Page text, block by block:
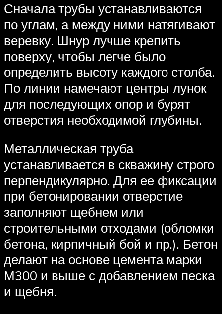
Сначала трубы устанавливаются
по углам, а между ними натягивают
веревку. Шнур лучше крепить
поверху, чтобы легче было
определить высоту каждого столба.
По линии намечают центры лунок
для последующих опор и бурят
отверстия необходимой глубины.
Металлическая труба
устанавливается в скважину строго
перпендикулярно. Для ее фиксации
при бетонировании отверстие
заполняют щебнем или
строительными отходами (обломки
бетона, кирпичный бой и пр.). Бетон
делают на основе цемента марки
М300 и выше с добавлением песка
и щебня.